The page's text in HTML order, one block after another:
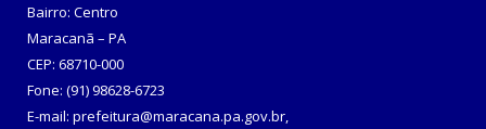
Bairro: Centro
Maracanã – PA
CEP: 68710-000
Fone: (91) 98628-6723
E-mail: prefeitura@maracana.pa.gov.br,